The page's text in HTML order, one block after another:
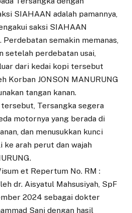
SIAHAAN adalah pamannya,
saksi SIAHAAN
Perdebatan semakin memanas,
setelah perdebatan usai,
dari kedai kopi tersebut
Korban JONSON MANURUNG
tangan kanan.
Tersangka segera
motornya yang berada di
dan menusukkan kunci
arah perut dan wajah
et Repertum No. RM :
dr. Aisyatul Mahsusiyah, SpF
2024 sebagai dokter
Sani dengan hasil